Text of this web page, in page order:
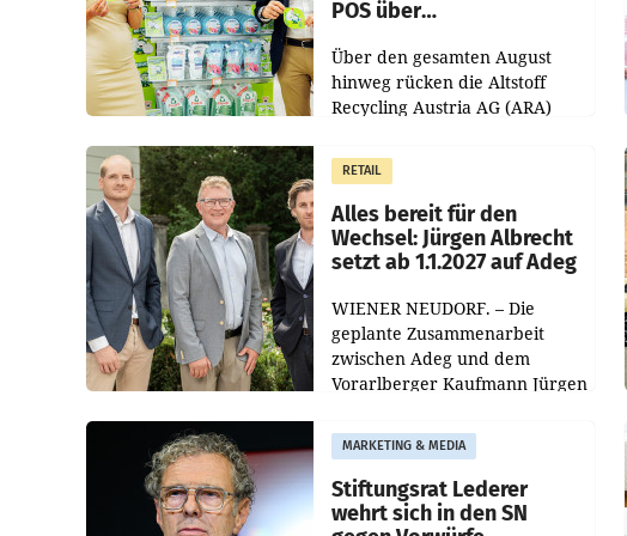
POS über
Über den gesamten August
hinweg rücken die Altstoff
Recycling Austria AG (ARA)
Müller die Initiative „Kreislauf-
Helden“ in allen
österreichischen Müller-Filialen
RETAIL
Alles bereit für den
Wechsel: Jürgen Albrecht
setzt ab 1.1.2027 auf Adeg
WIENER NEUDORF. – Die
geplante Zusammenarbeit
zwischen Adeg und dem
Vorarlberger Kaufmann Jürgen
freigegeben: Die
Bundeswettbewerbsbehörde
und der Bundeskartellanwalt
MARKETING & MEDIA
Stiftungsrat Lederer
wehrt sich in den SN